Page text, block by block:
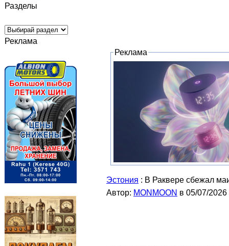
Разделы
Реклама
Реклама
Эстония : В Раквере сбежал
Автор: MONMOON в 05/07/